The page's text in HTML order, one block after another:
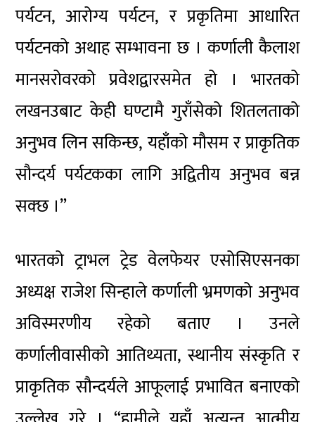
पर्यटन, आरोग्य पर्यटन, र प्रकृतिमा आधारित
पर्यटनको अथाह सम्भावना छ । कर्णाली कैलाश
मानसरोवरको प्रवेशद्वारसमेत हो । भारतको
लखनउबाट केही घण्टामै गुराँसेको शितलताको
अनुभव लिन सकिन्छ, यहाँको मौसम र प्राकृतिक
सौन्दर्य पर्यटकका लागि अद्वितीय अनुभव बन्न
सक्छ ।”
भारतको ट्राभल ट्रेड वेलफेयर एसोसिएसनका
अध्यक्ष राजेश सिन्हाले कर्णाली भ्रमणको अनुभव
अविस्मरणीय रहेको बताए । उनले
कर्णालीवासीको आतिथ्यता, स्थानीय संस्कृति र
प्राकृतिक सौन्दर्यले आफूलाई प्रभावित बनाएको